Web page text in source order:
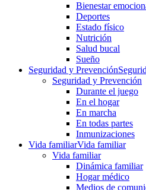
Bienestar
Deportes
Estado físico
Nutrición
Salud bucal
Sueño
Seguridad y Prevención
Seguridad y Prevención
Durante el juego
En el hogar
En marcha
En todas partes
Inmunizaciones
Vida familiarVida familiar
Vida familiar
Dinámica familiar
Hogar médico
Medios de